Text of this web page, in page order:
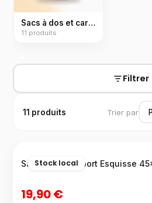
Sacs à dos et cartables
11 produits
Filtrer
11 produits Trier par
Stock local
Sac à dos de sport Esquisse
19,90 €